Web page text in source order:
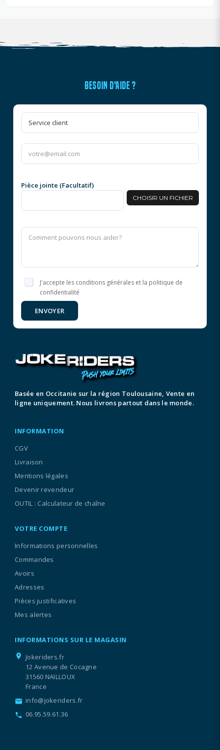
BESOIN D'AIDE ?
Pièce jointe (Facultatif)
CHOISIR UN FICHIER
J'accepte les conditions générales et la politique de
confidentialité
ENVOYER
Basée en Occitanie sur la région Toulousaine, Vente en
ligne uniquement. Nous livrons partout dans le monde.
INFORMATION
CGV
Livraison
Mentions légales
Devenir revendeur
OUTIL : Calculateur de chaîne
VOTRE COMPTE
Informations personnelles
Commandes
Avoirs
Adresses
Pièces justificatives
Mes alertes
INFORMATIONS SUR LE MAGASIN
location_on
Jokeriders.fr
12 Avenue de Cocagne
31560 NAILLOUX
France
email info@jokeriders.fr
call 06.95.59.61.36